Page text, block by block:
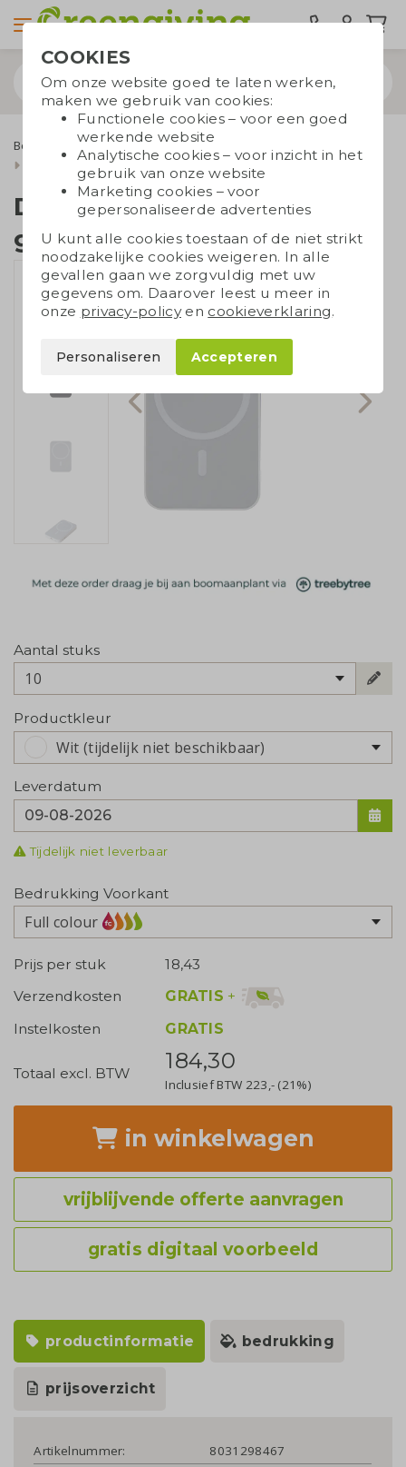
Bespaarproducten
Powerbanks
Draadloze powerbank gerecycled ABS
Draadloze powerbank
gerecycled ABS
Aantal stuks
10
Productkleur
Wit (tijdelijk niet beschikbaar)
Leverdatum
Tijdelijk niet leverbaar
Bedrukking Voorkant
Full colour
Prijs per stuk
18,43
Verzendkosten
GRATIS +
Instelkosten
GRATIS
Totaal excl. BTW 184,30
Inclusief BTW 223,- (21%)
in winkelwagen
vrijblijvende offerte aanvragen
gratis digitaal voorbeeld
productinformatie bedrukking
prijsoverzicht
Artikelnummer:
8031298467
COOKIES
Om onze website goed te laten werken,
maken we gebruik van cookies:
Functionele cookies – voor een goed
werkende website
Analytische cookies – voor inzicht in het
gebruik van onze website
Marketing cookies – voor
gepersonaliseerde advertenties
U kunt alle cookies toestaan of de niet strikt
noodzakelijke cookies weigeren. In alle
gevallen gaan we zorgvuldig met uw
gegevens om. Daarover leest u meer in
onze privacy-policyen cookieverklaring.
Personaliseren Accepteren